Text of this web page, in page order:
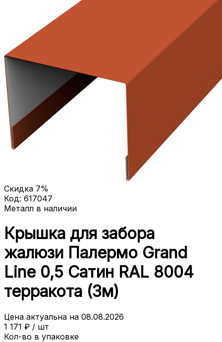
Скидка 7%
Код: 617047
Металл в наличии
Крышка для забора
жалюзи Палермо Grand
Line 0,5 Сатин RAL 8004
терракота (3м)
Цена актуальна на 08.08.2026
1 171 ₽ / шт
Кол-во в упаковке